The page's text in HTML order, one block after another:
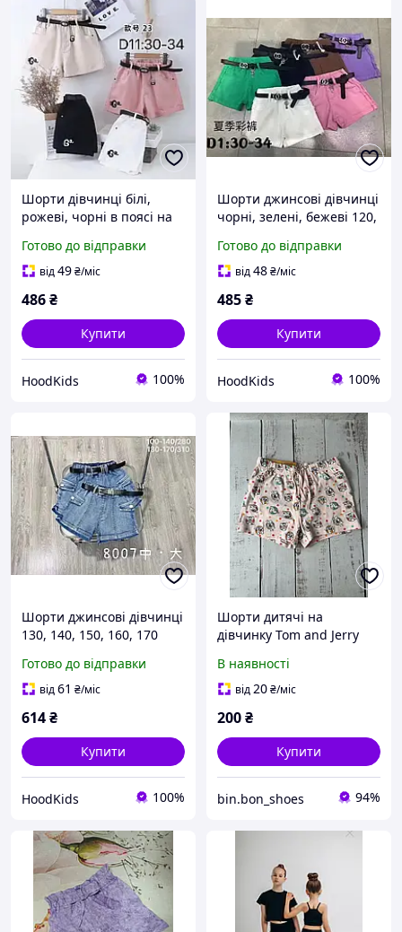
Шорти дівчинці білі,
рожеві, чорні в поясі на
160 зріст
Готово до відправки
від49₴/міс
486₴
Купити
HoodKids 100%
Шорти джинсові дівчинці
чорні, зелені, бежеві 120,
поясі на гумці
Готово до відправки
від48₴/міс
485₴
Купити
HoodKids 100%
Шорти джинсові дівчинці
130, 140, 150, 160, 170
Готово до відправки
від61 ₴/міс
614₴
Купити
HoodKids 100%
Шорти дитячі на
дівчинку Tom and Jerry
(1603)
В наявності
від20₴/міс
200₴
Купити
bin.bon_shoes 94%